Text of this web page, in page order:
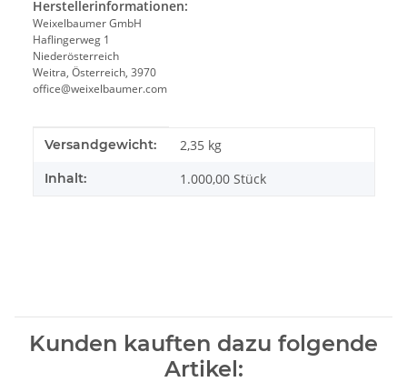
Herstellerinformationen:
Weixelbaumer GmbH
Haflingerweg 1
Niederösterreich
Weitra, Österreich, 3970
office@weixelbaumer.com
Produkteigenschaft
Wert
Versandgewicht: 2,35 kg
Inhalt: 1.000,00 Stück
Kunden kauften dazu folgende
Artikel: